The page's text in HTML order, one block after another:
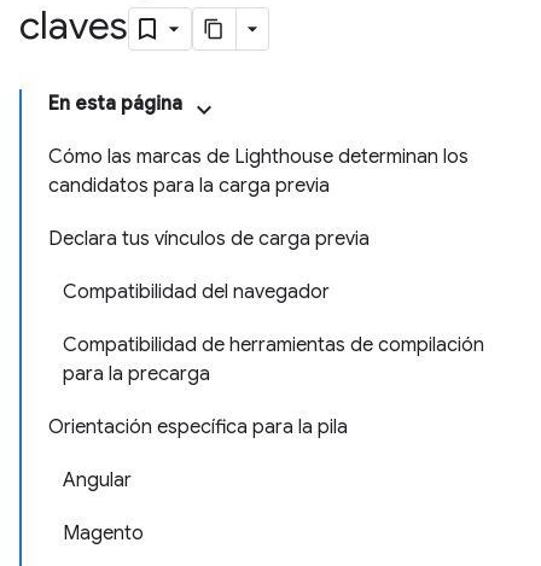
claves
En esta página
Cómo las marcas de Lighthouse determinan los
candidatos para la carga previa
Declara tus vínculos de carga previa
Compatibilidad del navegador
Compatibilidad de herramientas de compilación
para la precarga
Orientación específica para la pila
Angular
Magento